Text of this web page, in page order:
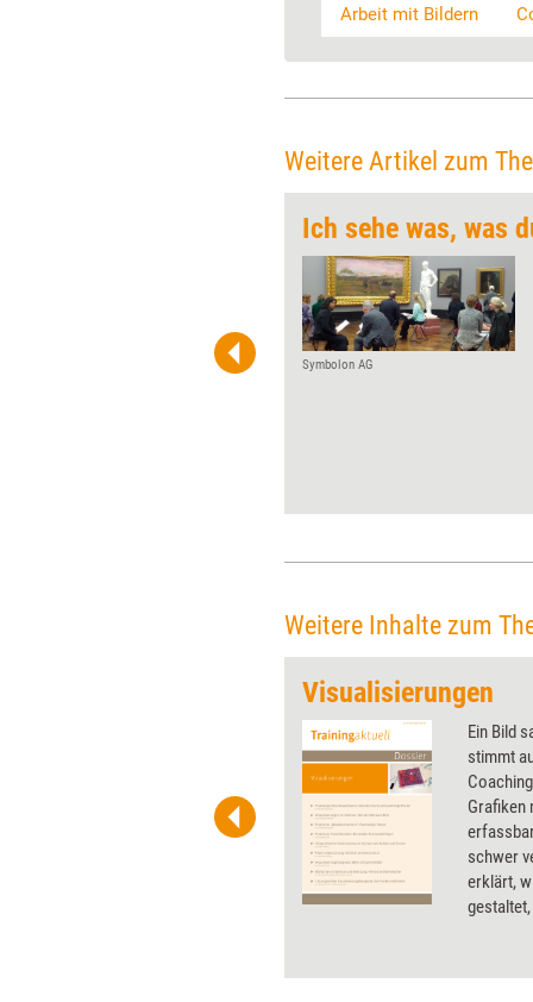
Arbeit mit Bildern
Weitere Artikel zum
Ich sehe was, was
Symbolon AG
Weitere Inhalte zum
Visualisierungen
Ein Bild
stimmt
Grafiken
schwer
erklärt,